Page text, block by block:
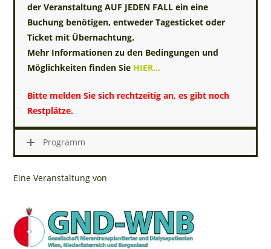
der Veranstaltung AUF JEDEN FALL ein eine
Buchung benötigen, entweder Tagesticket oder
Ticket mit Übernachtung.
Mehr Informationen zu den Bedingungen und
Möglichkeiten finden Sie HIER…
Bitte melden Sie sich rechtzeitig an, es gibt noch
Restplätze.
Programm
Eine Veranstaltung von